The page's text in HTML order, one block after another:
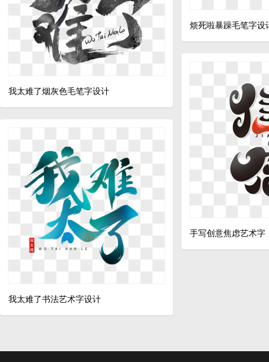
烦死啦暴躁毛笔字设
我太难了烟灰色毛笔字设计
手写创意焦虑艺术字
我太难了书法艺术字设计